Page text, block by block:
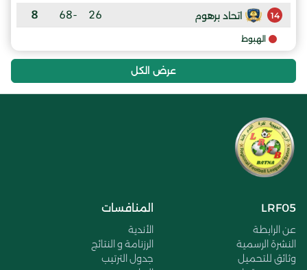
14 اتحاد برهوم 26
-68
8
الهبوط
عرض الكل
LRF05
عن الرابطة
النشرة الرسمية
وثائق للتحميل
المنافسات
الأندية
الرزنامة و النتائج
جدول الترتيب